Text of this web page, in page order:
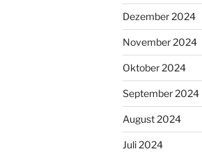
Dezember 2024
November 2024
Oktober 2024
September 2024
August 2024
Juli 2024